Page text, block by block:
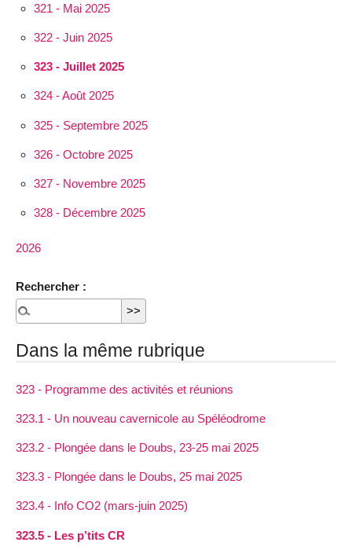
321 - Mai 2025
322 - Juin 2025
323 - Juillet 2025
324 - Août 2025
325 - Septembre 2025
326 - Octobre 2025
327 - Novembre 2025
328 - Décembre 2025
2026
Rechercher :
Dans la même rubrique
323 - Programme des activités et réunions
323.1 - Un nouveau cavernicole au Spéléodrome
323.2 - Plongée dans le Doubs, 23-25 mai 2025
323.3 - Plongée dans le Doubs, 25 mai 2025
323.4 - Info CO2 (mars-juin 2025)
323.5 - Les p’tits CR